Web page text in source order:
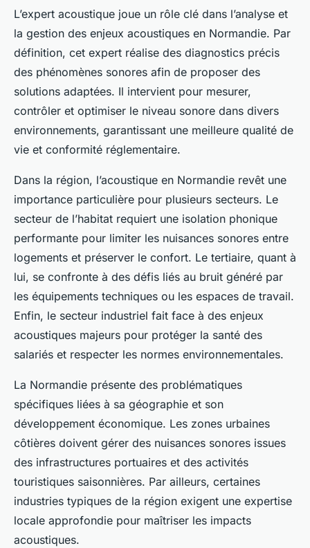
L’expert acoustique joue un rôle clé dans l’analyse et
la gestion des enjeux acoustiques en Normandie. Par
définition, cet expert réalise des diagnostics précis
des phénomènes sonores afin de proposer des
solutions adaptées. Il intervient pour mesurer,
contrôler et optimiser le niveau sonore dans divers
environnements, garantissant une meilleure qualité de
vie et conformité réglementaire.
Dans la région, l’acoustique en Normandie revêt une
importance particulière pour plusieurs secteurs. Le
secteur de l’habitat requiert une isolation phonique
performante pour limiter les nuisances sonores entre
logements et préserver le confort. Le tertiaire, quant à
lui, se confronte à des défis liés au bruit généré par
les équipements techniques ou les espaces de travail.
Enfin, le secteur industriel fait face à des enjeux
acoustiques majeurs pour protéger la santé des
salariés et respecter les normes environnementales.
La Normandie présente des problématiques
spécifiques liées à sa géographie et son
développement économique. Les zones urbaines
côtières doivent gérer des nuisances sonores issues
des infrastructures portuaires et des activités
touristiques saisonnières. Par ailleurs, certaines
industries typiques de la région exigent une expertise
locale approfondie pour maîtriser les impacts
acoustiques.